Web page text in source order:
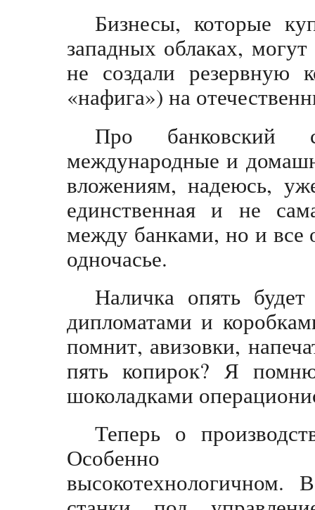
Бизнесы, которые
западных облаках,
не создали
«нафига») на
Про банковский
международные и
вложениям, надеюсь,
единственная и не
между банками, но и все
одночасье.
Наличка опять
дипломатами и
помнит, авизовки,
пять копирок? Я
шоколадками
Теперь о
Особенно
высокотехнологичном.